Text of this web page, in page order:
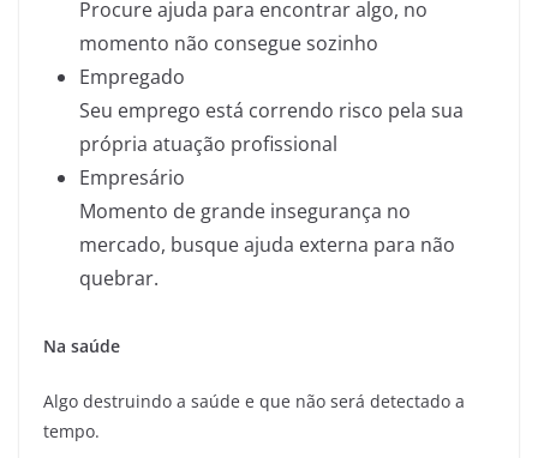
Procure ajuda para encontrar algo, no
momento não consegue sozinho
Empregado
Seu emprego está correndo risco pela sua
própria atuação profissional
Empresário
Momento de grande insegurança no
mercado, busque ajuda externa para não
quebrar.
Na saúde
Algo destruindo a saúde e que não será detectado a
tempo.